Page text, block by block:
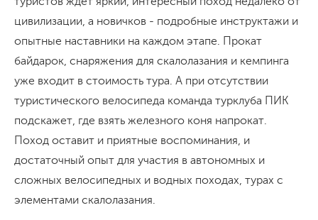
цивилизации, а новичков - подробные инструктажи и
опытные наставники на каждом этапе. Прокат
байдарок, снаряжения для скалолазания и кемпинга
уже входит в стоимость тура. А при отсутствии
туристического велосипеда команда турклуба ПИК
подскажет, где взять железного коня напрокат.
Поход оставит и приятные воспоминания, и
достаточный опыт для участия в автономных и
сложных велосипедных и водных походах, турах с
элементами скалолазания.